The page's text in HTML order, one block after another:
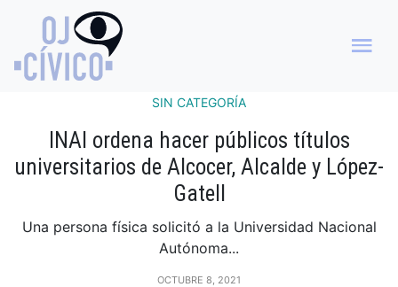
SIN CATEGORÍA
INAI ordena hacer públicos títulos
universitarios de Alcocer, Alcalde y López-
Gatell
Una persona física solicitó a la Universidad Nacional
Autónoma...
OCTUBRE 8, 2021